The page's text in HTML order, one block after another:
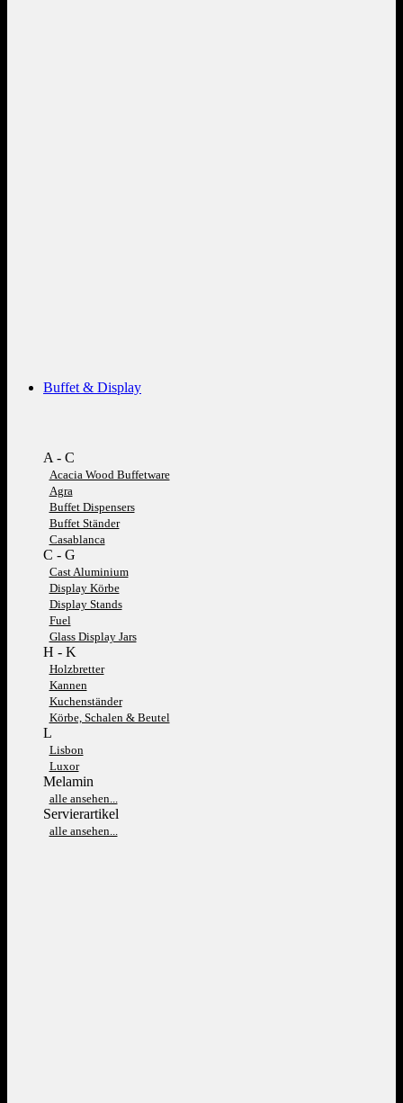
Buffet & Display
A - C
Acacia Wood Buffetware
Agra
Buffet Dispensers
Buffet Ständer
Casablanca
C - G
Cast Aluminium
Display Körbe
Display Stands
Fuel
Glass Display Jars
H - K
Holzbretter
Kannen
Kuchenständer
Körbe, Schalen & Beutel
L
Lisbon
Luxor
Melamin
alle ansehen...
Servierartikel
alle ansehen...